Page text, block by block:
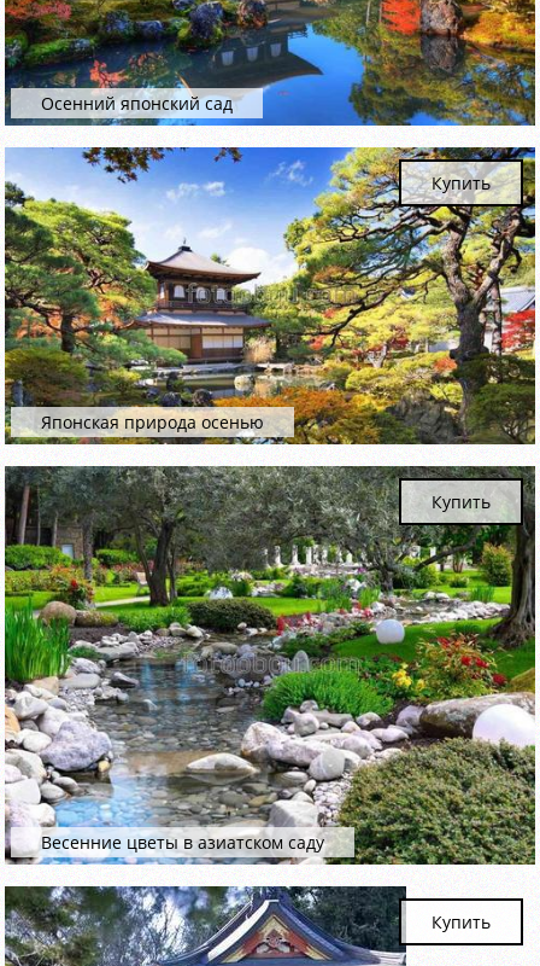
Осенний японский сад
Японская природа осенью
Купить
Весенние цветы в азиатском саду
Купить
Купить